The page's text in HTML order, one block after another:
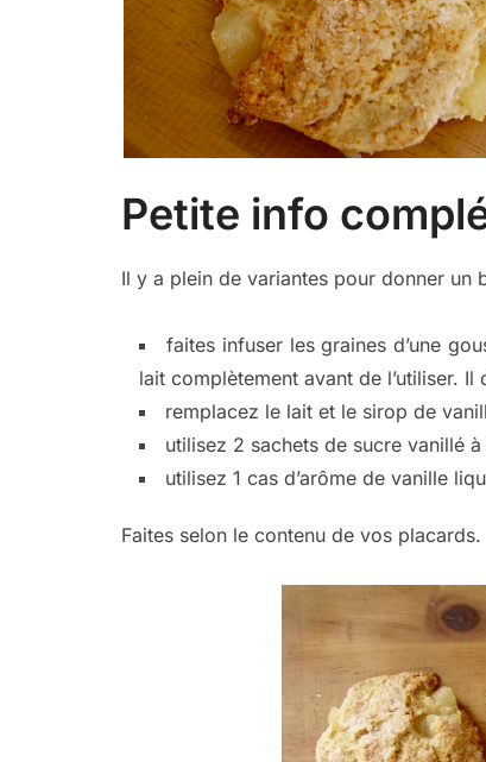
Petite info
Il y a plein de variantes pour donner un
faites infuser les graines d’une
lait complètement avant de l’utiliser.
remplacez le lait et le sirop de
utilisez 2 sachets de sucre vanillé
utilisez 1 cas d’arôme de vanille
Faites selon le contenu de vos placards.